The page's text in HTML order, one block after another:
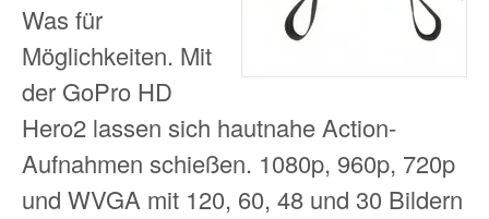
Was für
Möglichkeiten. Mit
der GoPro HD
Hero2 lassen sich hautnahe Action-
Aufnahmen schießen. 1080p, 960p, 720p
und WVGA mit 120, 60, 48 und 30 Bildern